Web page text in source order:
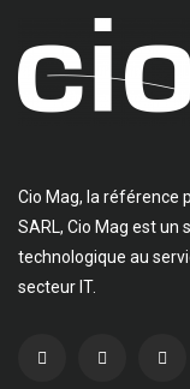
Cio Mag, la référence
SARL, Cio Mag est un
technologique au
secteur IT.